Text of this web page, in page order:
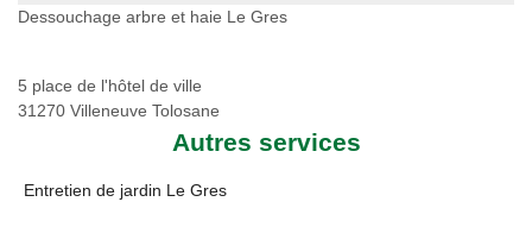
Dessouchage arbre et haie Le Gres
5 place de l'hôtel de ville
31270 Villeneuve Tolosane
Autres services
Entretien de jardin Le Gres